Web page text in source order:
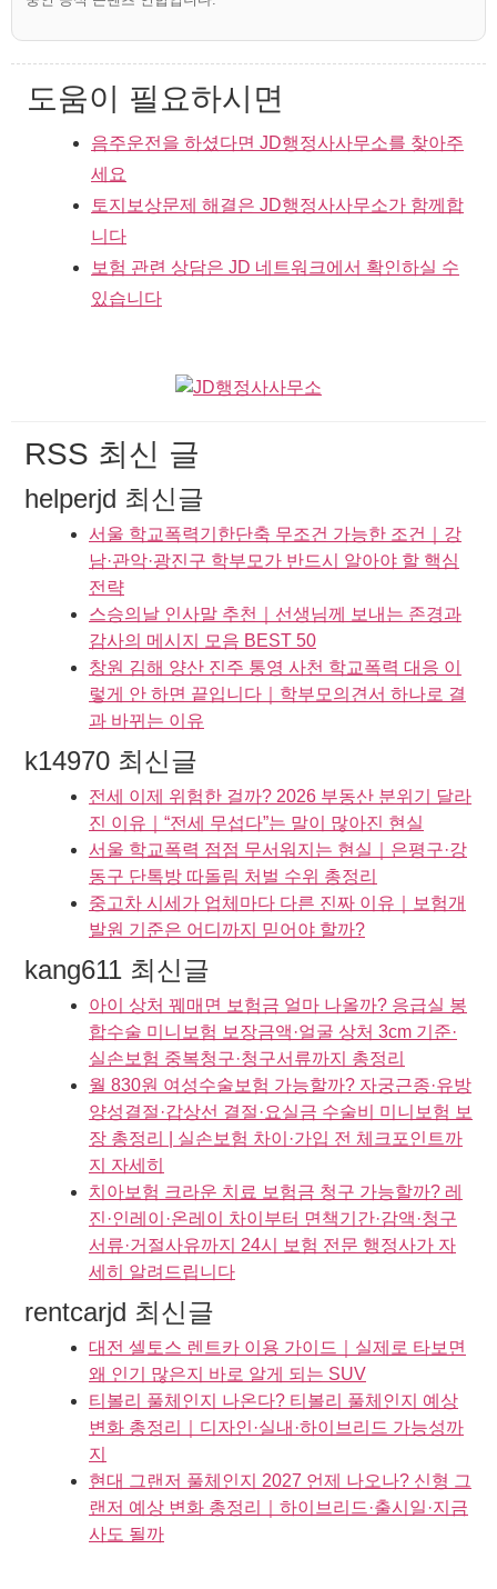
도움이 필요하시면
음주운전을 하셨다면 JD행정사사무소를 찾아주
세요
토지보상문제 해결은 JD행정사사무소가 함께합
니다
보험 관련 상담은 JD 네트워크에서 확인하실 수
있습니다
RSS 최신 글
helperjd 최신글
서울 학교폭력기한단축 무조건 가능한 조건｜강
남·관악·광진구 학부모가 반드시 알아야 할 핵심
전략
스승의날 인사말 추천｜선생님께 보내는 존경과
감사의 메시지 모음 BEST 50
창원 김해 양산 진주 통영 사천 학교폭력 대응 이
렇게 안 하면 끝입니다｜학부모의견서 하나로 결
과 바뀌는 이유
k14970 최신글
전세 이제 위험한 걸까? 2026 부동산 분위기 달라
진 이유｜“전세 무섭다”는 말이 많아진 현실
서울 학교폭력 점점 무서워지는 현실｜은평구·강
동구 단톡방 따돌림 처벌 수위 총정리
중고차 시세가 업체마다 다른 진짜 이유｜보험개
발원 기준은 어디까지 믿어야 할까?
kang611 최신글
아이 상처 꿰매면 보험금 얼마 나올까? 응급실 봉
합수술 미니보험 보장금액·얼굴 상처 3cm 기준·
실손보험 중복청구·청구서류까지 총정리
월 830원 여성수술보험 가능할까? 자궁근종·유방
양성결절·갑상선 결절·요실금 수술비 미니보험 보
장 총정리 | 실손보험 차이·가입 전 체크포인트까
지 자세히
치아보험 크라운 치료 보험금 청구 가능할까? 레
진·인레이·온레이 차이부터 면책기간·감액·청구
서류·거절사유까지 24시 보험 전문 행정사가 자
세히 알려드립니다
rentcarjd 최신글
대전 셀토스 렌트카 이용 가이드｜실제로 타보면
왜 인기 많은지 바로 알게 되는 SUV
티볼리 풀체인지 나온다? 티볼리 풀체인지 예상
변화 총정리｜디자인·실내·하이브리드 가능성까
지
현대 그랜저 풀체인지 2027 언제 나오나? 신형 그
랜저 예상 변화 총정리｜하이브리드·출시일·지금
사도 될까